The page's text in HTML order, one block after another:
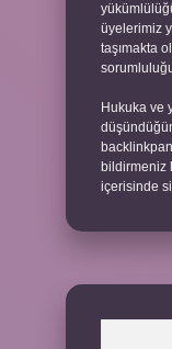
üyelerimiz
taşımakta
Hukuka ve
bildirmeniz
içerisinde